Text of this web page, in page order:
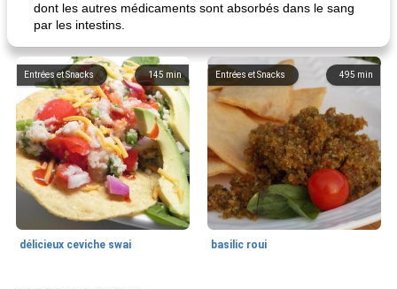
dont les autres médicaments sont absorbés dans le sang
par les intestins.
145 min
Entrées et Snacks
délicieux ceviche swai
495 min
Entrées et Snacks
basilic roui